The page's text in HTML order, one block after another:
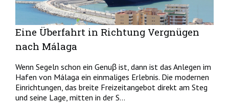
Eine Überfahrt in Richtung Vergnügen
nach Málaga
Wenn Segeln schon ein Genuβ ist, dann ist das Anlegen im
Hafen von Málaga ein einmaliges Erlebnis. Die modernen
Einrichtungen, das breite Freizeitangebot direkt am Steg
und seine Lage, mitten in der S...